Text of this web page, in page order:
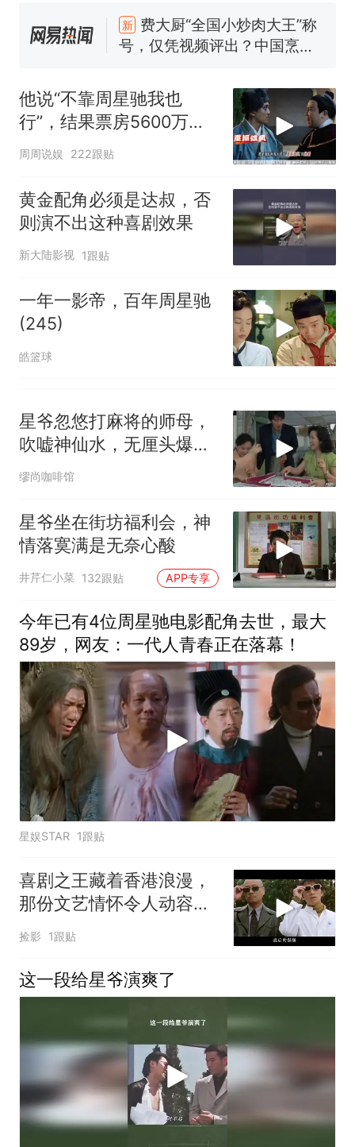
协会回应
台风"白海豚"中心附近最大风
力已达15级 最新研判
试前13名均遭淘汰？教育局：
已叫停招聘，成立调查组全面
核查
笔试第一被第二名传话劝弃考
官方通报
享界G9车型预售价公布：
热
那个在床头放菜刀的女孩，
因老师一句“跟我回家”改写了
人生
他说“不靠周星驰我也
行”，结果票房5600万，
豆瓣4.0
周周说娱 222跟贴
黄金配角必须是达叔，否
则演不出这种喜剧效果
新大陆影视 1跟贴
一年一影帝，百年周星驰
(245)
皓篮球
星爷忽悠打麻将的师母，
吹嘘神仙水，无厘头爆笑
名场面
缪尚咖啡馆
星爷坐在街坊福利会，神
情落寞满是无奈心酸
井芹仁小菜 132跟贴 APP专享
今年已有4位周星驰电影配角去世，最大
89岁，网友：一代人青春正在落幕！
星娱STAR 1跟贴
喜剧之王藏着香港浪漫，
那份文艺情怀令人动容，
捡影 1跟贴
这一段给星爷演爽了